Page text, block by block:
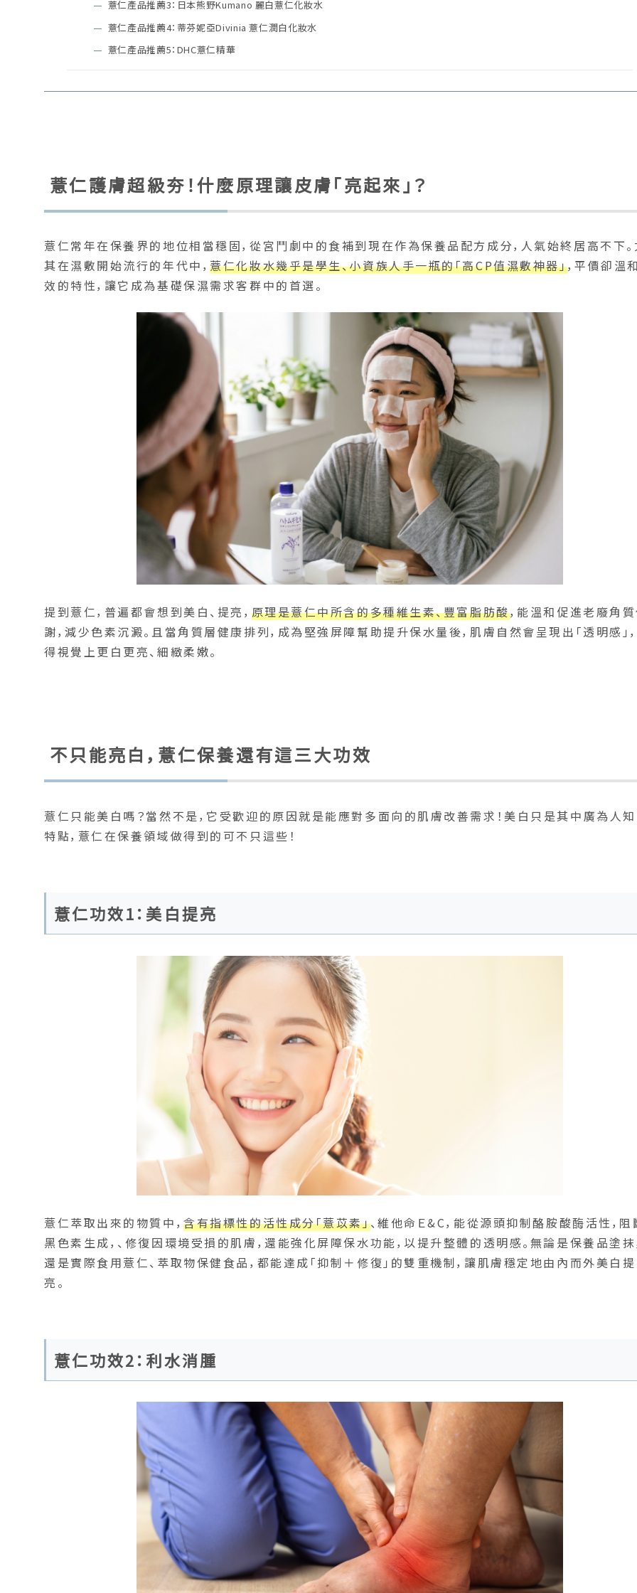
薏仁產品推薦3：日本熊野Kumano 麗白薏仁化妝水
薏仁產品推薦4：蒂芬妮亞Divinia 薏仁潤白化妝水
薏仁產品推薦5：DHC薏仁精華
薏仁護膚超級夯！什麼原理讓皮膚「亮起來」？
薏仁常年在保養界的地位相當穩固，從宮鬥劇中的食補到現在作為保養品配方成分，人氣始終居高不下
其在濕敷開始流行的年代中，薏仁化妝水幾乎是學生、小資族人手一瓶的「高CP值濕敷神器」，平價卻溫
效的特性，讓它成為基礎保濕需求客群中的首選。
提到薏仁，普遍都會想到美白、提亮， 原理是薏仁中所含的多種維生素、豐富脂肪酸，能溫和促進老廢角
謝，減少色素沉澱。且當角質層健康排列，成為堅強屏障幫助提升保水量後，肌膚自然會呈現出「透明感」
得視覺上更白更亮、細緻柔嫩。
不只能亮白，薏仁保養還有這三大功效
薏仁只能美白嗎？當然不是，它受歡迎的原因就是能應對多面向的肌膚改善需求！美白只是其中廣為人
特點，薏仁在保養領域做得到的可不只這些！
薏仁功效1：美白提亮
薏仁萃取出來的物質中，含有指標性的活性成分「薏苡素」、維他命Ｅ&C，能從源頭抑制酪胺酸酶活性，阻
黑色素生成，、修復因環境受損的肌膚，還能強化屏障保水功能，以提升整體的透明感。無論是保養品塗抹
還是實際食用薏仁、萃取物保健食品，都能達成「抑制＋修復」的雙重機制，讓肌膚穩定地由內而外美白提
亮。
薏仁功效2：利水消腫